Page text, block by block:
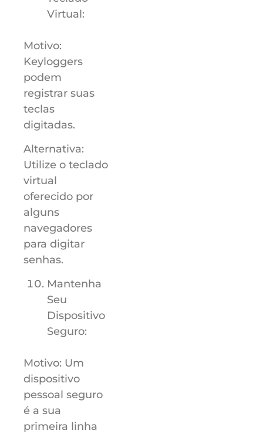
Virtual:
Motivo:
Keyloggers
podem
registrar suas
teclas
digitadas.
Alternativa:
Utilize o teclado
virtual
oferecido por
alguns
navegadores
para digitar
senhas.
Mantenha
Seu
Dispositivo
Seguro:
Motivo: Um
dispositivo
pessoal seguro
é a sua
primeira linha